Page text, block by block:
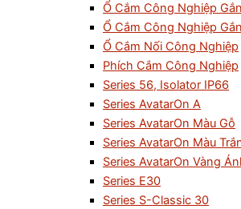
Ổ Cắm Công Nghiệp
Ổ Cắm Công Nghiệp
Ổ Cắm Nối Công Nghiệp
Phích Cắm Công Nghiệp
Series 56, Isolator IP66
Series AvatarOn A
Series AvatarOn Màu Gỗ
Series AvatarOn Màu
Series AvatarOn Vàng
Series E30
Series S-Classic 30